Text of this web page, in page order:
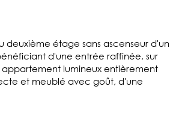
deuxième étage sans ascenseur d'un
d'une entrée raffinée, sur
lumineux entièrement
et meublé avec goût, d'une